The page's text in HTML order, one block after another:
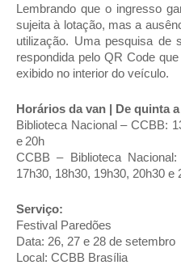
Lembrando que o ingresso
sujeita à lotação, mas a
utilização. Uma pesquisa de
respondida pelo QR Code
exibido no interior do veículo.
Horários da van | De quinta
Biblioteca Nacional – CCBB:
e 20h
CCBB – Biblioteca
17h30, 18h30, 19h30, 20h30 e
Serviço:
Festival Paredões
Data: 26, 27 e 28 de setembro
Local: CCBB Brasília